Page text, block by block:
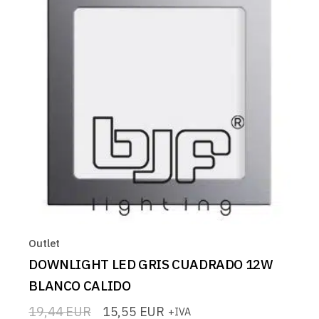
Outlet
DOWNLIGHT LED GRIS CUADRADO 12W
BLANCO CALIDO
19,44EUR 15,55 EUR +IVA